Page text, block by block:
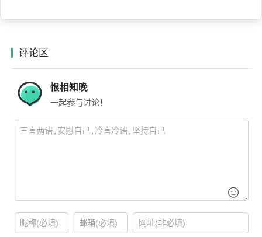
评论区
恨相知晚
一起参与讨论！